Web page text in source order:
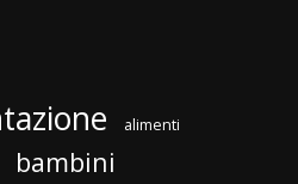
alimenti
bambini